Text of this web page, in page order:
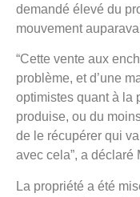
demandé élevé du
mouvement
“Cette vente aux
problème, et d’une
optimistes quant à la
produise, ou du
de le récupérer qui
avec cela”, a déclaré
La propriété a été